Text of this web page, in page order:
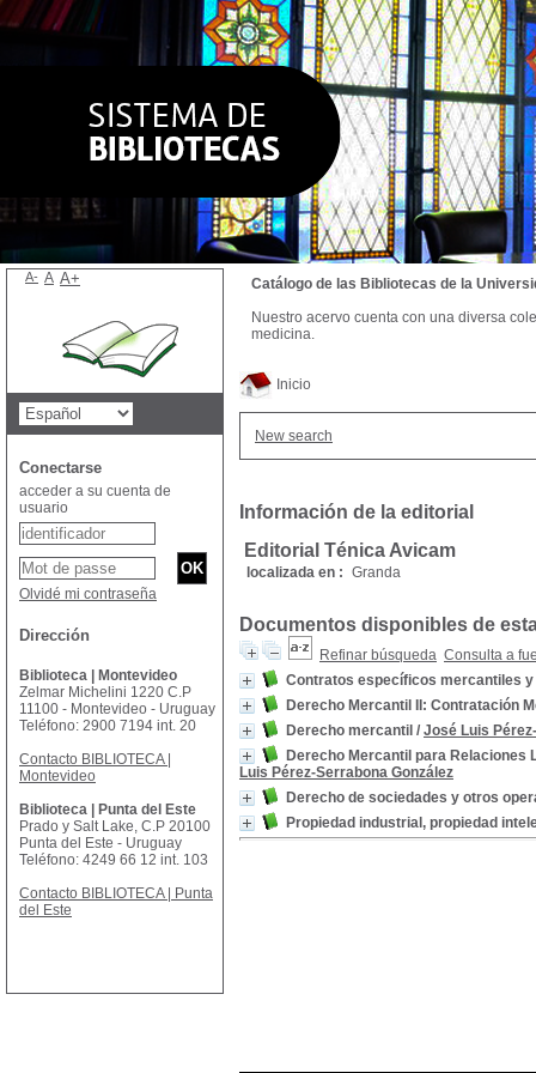
Inicio
New search
Información de la editorial
Editorial Ténica Avicam
localizada en : Granda
Documentos disponibles de
Refinar búsqueda Consulta a
Contratos específicos mercantiles
Derecho Mercantil II: Contratación
Derecho mercantil / José Luis
Derecho Mercantil para
Luis Pérez-Serrabona González
Derecho de sociedades y otros
Propiedad industrial, propiedad
Catálogo de las Bibliotecas de la
Nuestro acervo cuenta con una diversa
medicina.
A- A A+
Conectarse
acceder a su cuenta de
usuario
Olvidé mi contraseña
Dirección
Biblioteca | Montevideo
Zelmar Michelini 1220 C.P
11100 - Montevideo - Uruguay
Teléfono: 2900 7194 int. 20
Contacto BIBLIOTECA |
Montevideo
Biblioteca | Punta del Este
Prado y Salt Lake, C.P 20100
Punta del Este - Uruguay
Teléfono: 4249 66 12 int. 103
Contacto BIBLIOTECA | Punta
del Este